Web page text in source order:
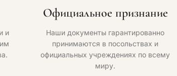
и
Официальное признание
Наши документы гарантированно
принимаются в посольствах и
официальных учреждениях по всему
миру.